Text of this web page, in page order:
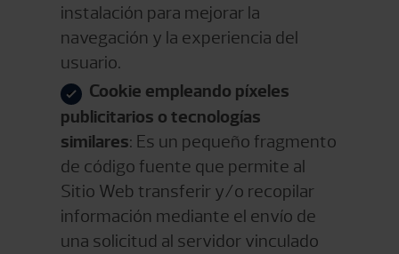
instalación para mejorar la
navegación y la experiencia del
usuario.
Cookie empleando píxeles
publicitarios o tecnologías
similares: Es un pequeño fragmento
de código fuente que permite al
Sitio Web transferir y/o recopilar
información mediante el envío de
una solicitud al servidor vinculado